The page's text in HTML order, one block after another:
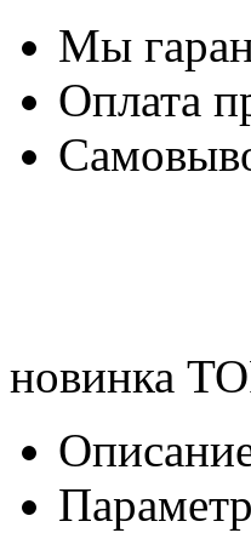
Мы
Оплата
новинка